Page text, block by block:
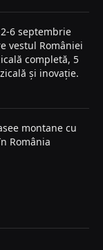
6 septembrie
vestul României
completă, 5
și inovație.
montane cu
România